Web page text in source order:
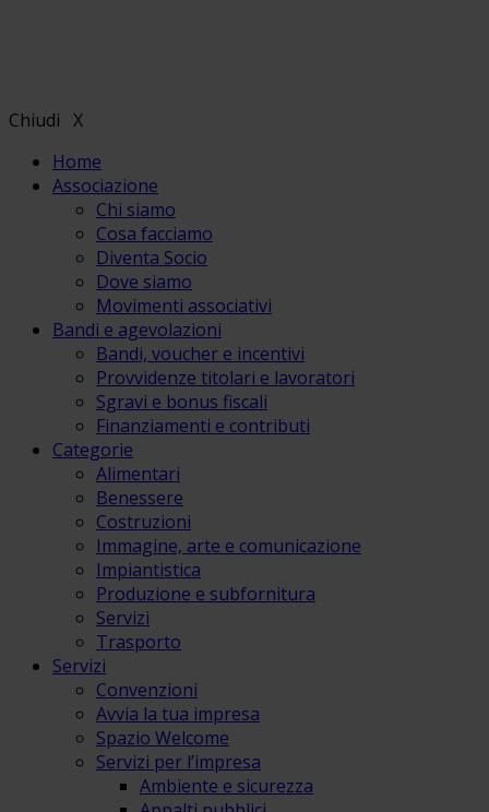
Chiudi X
Home
Associazione
Chi siamo
Cosa facciamo
Diventa Socio
Dove siamo
Movimenti associativi
Bandi e agevolazioni
Bandi, voucher e incentivi
Provvidenze titolari e lavoratori
Sgravi e bonus fiscali
Finanziamenti e contributi
Categorie
Alimentari
Benessere
Costruzioni
Immagine, arte e comunicazione
Impiantistica
Produzione e subfornitura
Servizi
Trasporto
Servizi
Convenzioni
Avvia la tua impresa
Spazio Welcome
Servizi per l’impresa
Ambiente e sicurezza